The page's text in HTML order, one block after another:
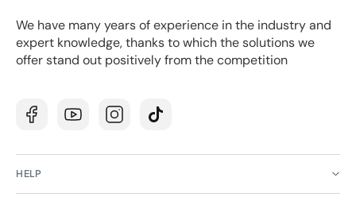
We have many years of experience in the industry and
expert knowledge, thanks to which the solutions we
offer stand out positively from the competition
FacebookYouTubeInstagramTikTok
HELP